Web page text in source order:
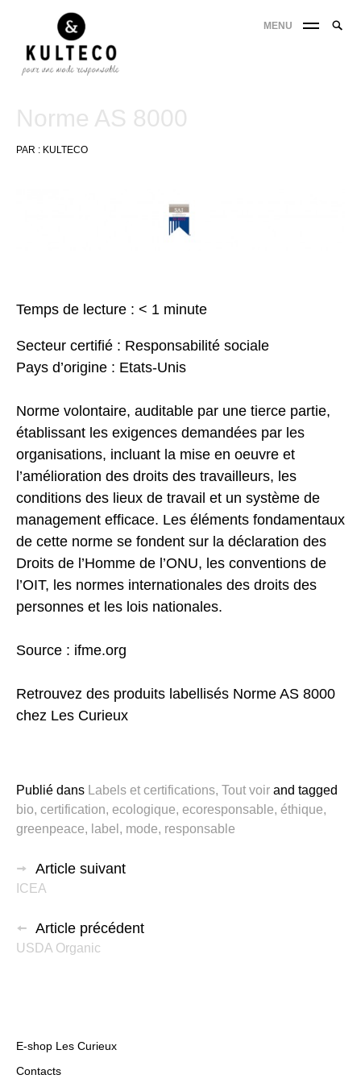
MENU
Norme AS 8000
PAR : KULTECO
Temps de lecture : < 1 minute
Secteur certifié : Responsabilité sociale
Pays d’origine : Etats-Unis
Norme volontaire, auditable par une tierce partie,
établissant les exigences demandées par les
organisations, incluant la mise en oeuvre et
l’amélioration des droits des travailleurs, les
conditions des lieux de travail et un système de
management efficace. Les éléments fondamentaux
de cette norme se fondent sur la déclaration des
Droits de l’Homme de l’ONU, les conventions de
l’OIT, les normes internationales des droits des
personnes et les lois nationales.
Source : ifme.org
Retrouvez des produits labellisés Norme AS 8000
chez Les Curieux
Publié dans Labels et certifications, Tout voir and tagged
bio, certification, ecologique, ecoresponsable, éthique,
greenpeace, label , mode, responsable
Article suivant
ICEA
Article précédent
USDA Organic
E-shop Les Curieux
Contacts